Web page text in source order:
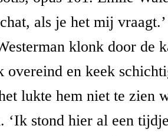
als je het mij
klonk door de
overeind en keek
lukte hem niet te zien
‘Ik stond hier al een